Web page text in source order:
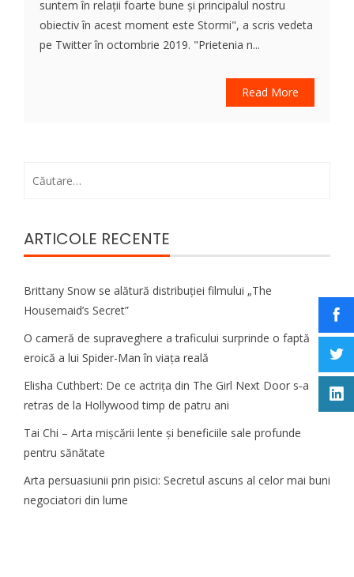
suntem în relații foarte bune și principalul nostru
obiectiv în acest moment este Stormi", a scris vedeta
pe Twitter în octombrie 2019. "Prietenia n...
Read More
ARTICOLE RECENTE
Brittany Snow se alătură distribuției filmului „The
Housemaid’s Secret”
O cameră de supraveghere a traficului surprinde o faptă
eroică a lui Spider-Man în viața reală
Elisha Cuthbert: De ce actrița din The Girl Next Door s‑a
retras de la Hollywood timp de patru ani
Tai Chi – Arta mișcării lente și beneficiile sale profunde
pentru sănătate
Arta persuasiunii prin pisici: Secretul ascuns al celor mai buni
negociatori din lume